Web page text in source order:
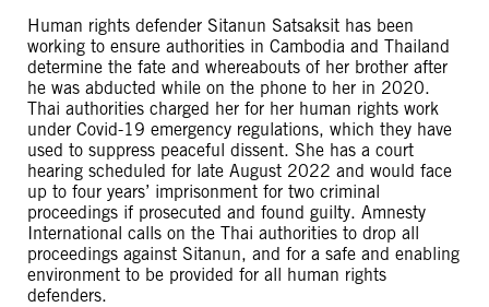
Human rights defender Sitanun Satsaksit has been
working to ensure authorities in Cambodia and Thailand
determine the fate and whereabouts of her brother after
he was abducted while on the phone to her in 2020.
Thai authorities charged her for her human rights work
under Covid-19 emergency regulations, which they have
used to suppress peaceful dissent. She has a court
hearing scheduled for late August 2022 and would face
up to four years’ imprisonment for two criminal
proceedings if prosecuted and found guilty. Amnesty
International calls on the Thai authorities to drop all
proceedings against Sitanun, and for a safe and enabling
environment to be provided for all human rights
defenders.